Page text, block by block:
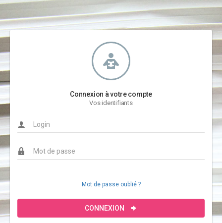
Connexion à votre compte
Vos identifiants
Mot de passe oublié ?
CONNEXION